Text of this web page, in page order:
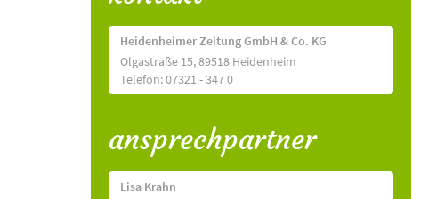
Heidenheimer Zeitung GmbH & Co. KG
Olgastraße 15, 89518 Heidenheim
Telefon: 07321 - 347 0
ansprechpartner
Lisa Krahn